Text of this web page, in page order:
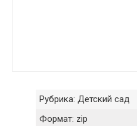
Рубрика: Детский сад
Формат: zip